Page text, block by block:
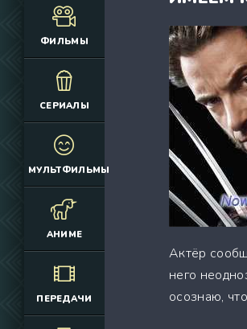
ФИЛЬМЫ
(2645)
(7063)
(2149)
(4415)
СЕРИАЛЫ
(324)
(335)
МУЛЬТФИЛЬМЫ
АНИМЕ
ПЕРЕДАЧИ
Актёр
него
осознаю,